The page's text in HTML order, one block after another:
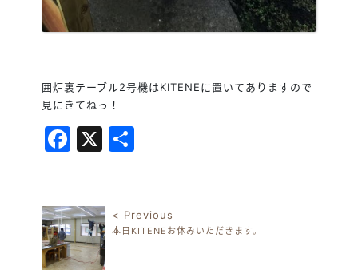
囲炉裏テーブル2号機はKITENEに置いてありますので
見にきてねっ！
Facebook
X
投稿ナビゲーション
< Previous
本日KITENEお休みいただきます。